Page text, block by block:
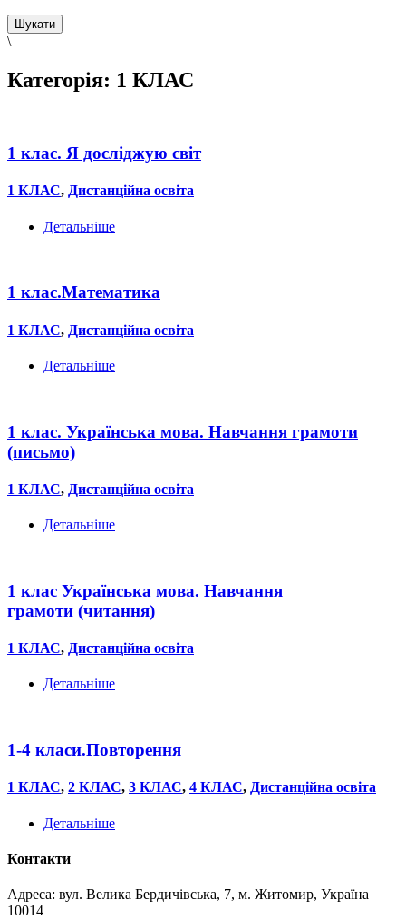
\
Категорія: 1 КЛАС
1 клас. Я досліджую світ
1 КЛАС, Дистанційна освіта
Детальніше
1 клас.Математика
1 КЛАС, Дистанційна освіта
Детальніше
1 клас. Українська мова. Навчання грамоти
(письмо)
1 КЛАС, Дистанційна освіта
Детальніше
1 клас Українська мова. Навчання
грамоти (читання)
1 КЛАС, Дистанційна освіта
Детальніше
1-4 класи.Повторення
1 КЛАС, 2 КЛАС, 3 КЛАС, 4 КЛАС, Дистанційна освіта
Детальніше
Контакти
Адреса: вул. Велика Бердичівська, 7, м. Житомир, Україна
10014